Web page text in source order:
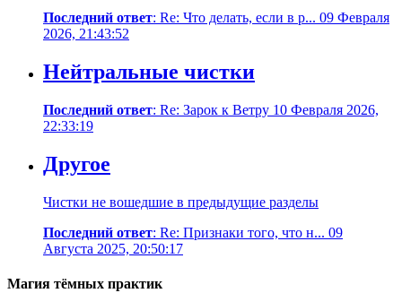
Последний ответ: Re: Что делать, если в р... 09 Февраля
2026, 21:43:52
Нейтральные чистки
Последний ответ: Re: Зарок к Ветру 10 Февраля 2026,
22:33:19
Другое
Чистки не вошедшие в предыдущие разделы
Последний ответ: Re: Признаки того, что н... 09
Августа 2025, 20:50:17
Магия тёмных практик